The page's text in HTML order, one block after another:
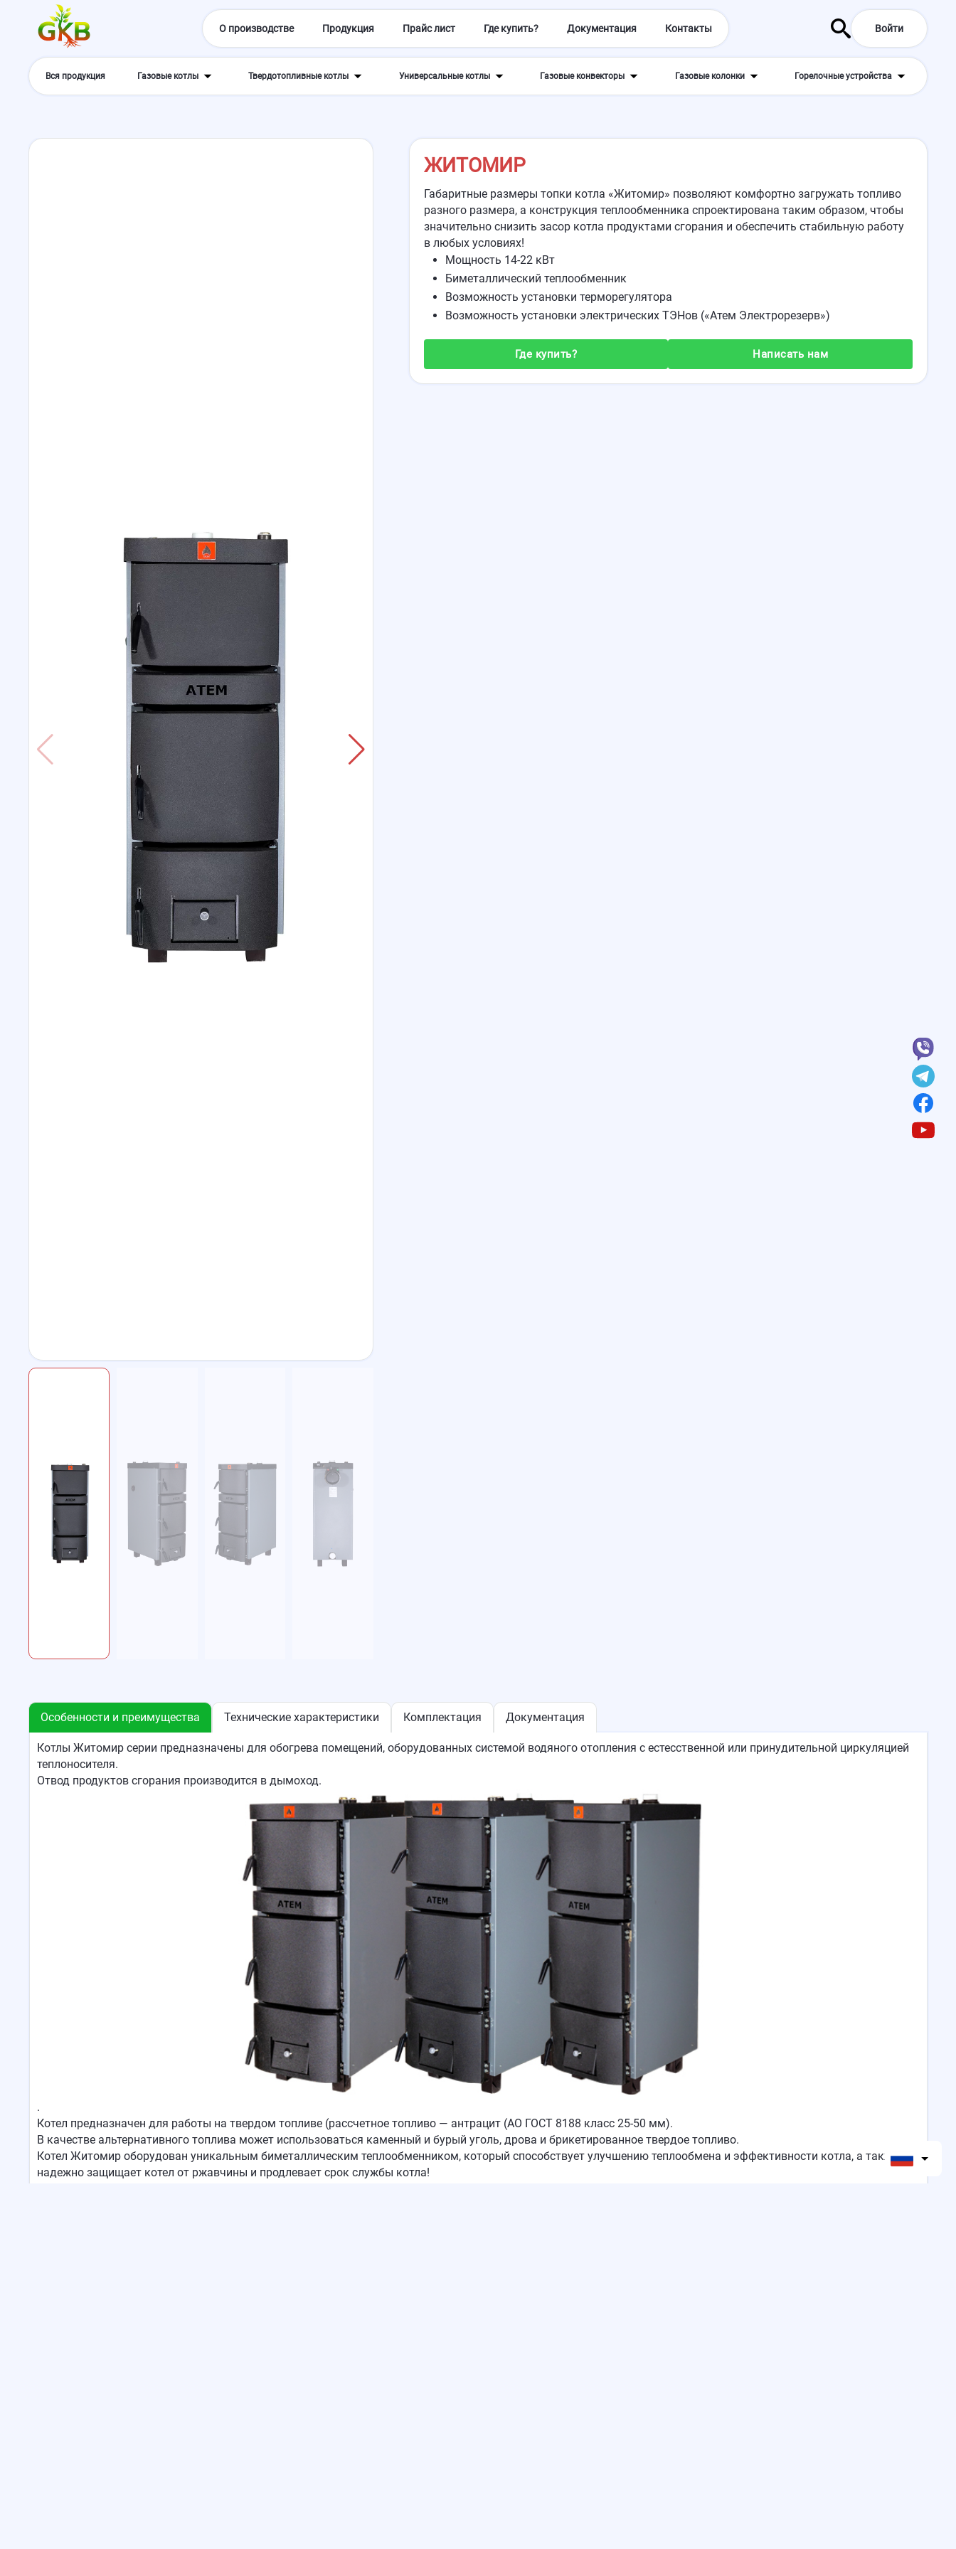
О производстве Продукция Прайс лист Где купить? Документация Контакты Войти
Вся продукция Газовые котлы Твердотопливные котлы Универсальные котлы Газовые конвекторы Газовые колонки Горелочные устройства
ЖИТОМИР
Габаритные размеры топки котла «Житомир» позволяют комфортно загружать топливо
разного размера, а конструкция теплообменника спроектирована таким образом, чтобы
значительно снизить засор котла продуктами сгорания и обеспечить стабильную работу
в любых условиях!
Мощность 14-22 кВт
Биметаллический теплообменник
Возможность установки терморегулятора
Возможность установки электрических ТЭНов («Атем Электрорезерв»)
Где купить? Написать нам
Особенности и преимущества Технические характеристики Комплектация Документация
Котлы Житомир серии предназначены для обогрева помещений, оборудованных системой водяного отопления с естесственной или принудительной циркуляцией
теплоносителя.
Отвод продуктов сгорания производится в дымоход.
.
Котел предназначен для работы на твердом топливе (рассчетное топливо — антрацит (АО ГОСТ 8188 класс 25-50 мм).
В качестве альтернативного топлива может использоваться каменный и бурый уголь, дрова и брикетированное твердое топливо.
Котел Житомир оборудован уникальным биметаллическим теплообменником, который способствует улучшению теплообмена и эффективности котла, а также
надежно защищает котел от ржавчины и продлевает срок службы котла!